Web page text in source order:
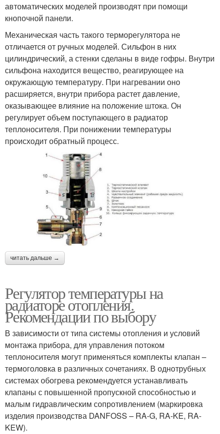
автоматических моделей производят при помощи
кнопочной панели.
Механическая часть такого терморегулятора не
отличается от ручных моделей. Сильфон в них
цилиндрический, а стенки сделаны в виде гофры. Внутри
сильфона находится вещество, реагирующее на
окружающую температуру. При нагревании оно
расширяется, внутри прибора растет давление,
оказывающее влияние на положение штока. Он
регулирует объем поступающего в радиатор
теплоносителя. При понижении температуры
происходит обратный процесс.
читать дальше →
Регулятор температуры на
радиаторе отопления.
Рекомендации по выбору
В зависимости от типа системы отопления и условий
монтажа прибора, для управления потоком
теплоносителя могут применяться комплекты клапан –
термоголовка в различных сочетаниях. В однотрубных
системах обогрева рекомендуется устанавливать
клапаны с повышенной пропускной способностью и
малым гидравлическим сопротивлением (маркировка
изделия производства DANFOSS – RA-G, RA-KE, RA-
KEW).